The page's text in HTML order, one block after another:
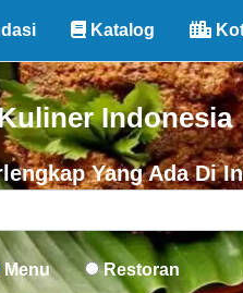
Katalog
Indonesia
Yang Ada Di
Menu Restoran